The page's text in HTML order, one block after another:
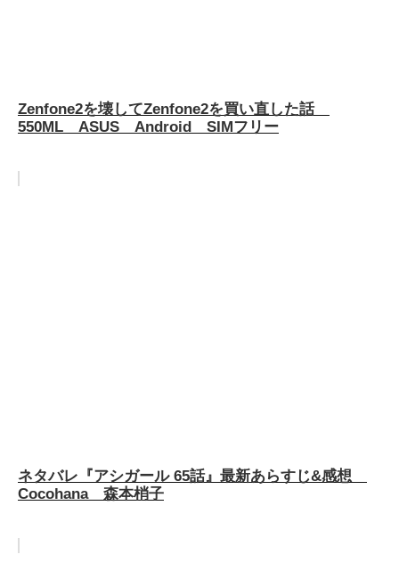
Zenfone2を壊してZenfone2を買い直した話
550ML ASUS Android SIMフリー
ネタバレ『アシガール 65話』最新あらすじ&感想
Cocohana 森本梢子